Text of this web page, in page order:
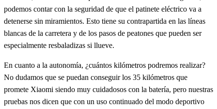
podemos contar con la seguridad de que el patinete eléctrico va a
detenerse sin miramientos. Esto tiene su contrapartida en las líneas
blancas de la carretera y de los pasos de peatones que pueden ser
especialmente resbaladizas si llueve.
En cuanto a la autonomía, ¿cuántos kilómetros podremos realizar?
No dudamos que se puedan conseguir los 35 kilómetros que
promete Xiaomi siendo muy cuidadosos con la batería, pero nuestras
pruebas nos dicen que con un uso continuado del modo deportivo